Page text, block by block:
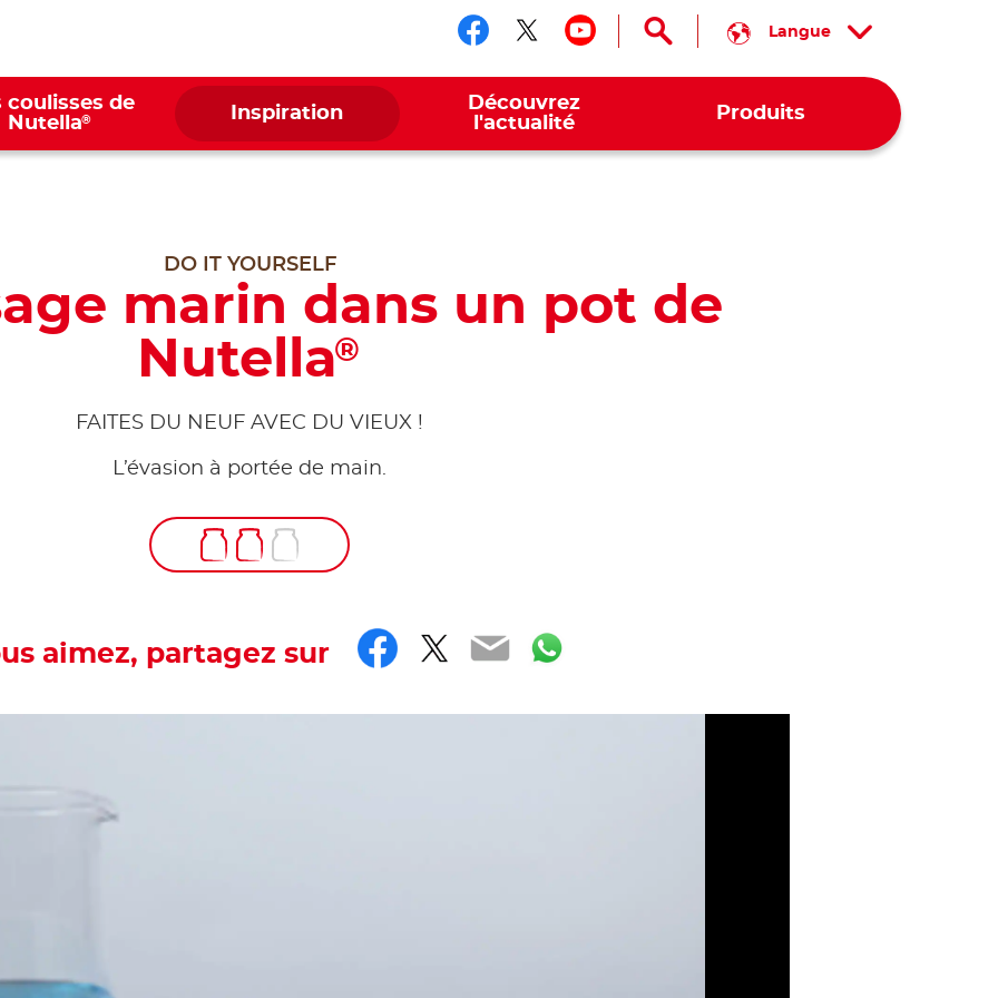
Suivez-nous sur facebook
Suivez-nous sur twitter
Suivez-nous sur youtube
Langue
coulisses de
Nutella® Inspiration
Découvrez
l'actualité
Produits
DO IT YOURSELF
marin dans un pot de
Nutella®
FAITES DU NEUF AVEC DU VIEUX !
L’évasion à portée de main.
aimez, partagez sur Facebook
Twitter
EmailWhatsApp